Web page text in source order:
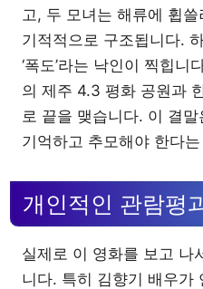
고, 두 모녀는 해류에 휩
기적적으로 구조됩니다.
‘폭도’라는 낙인이 찍힙
의 제주 4.3 평화 공원과
로 끝을 맺습니다. 이 결
기억하고 추모해야 한다
개인적인 관람평
실제로 이 영화를 보고 나
니다. 특히 김향기 배우가